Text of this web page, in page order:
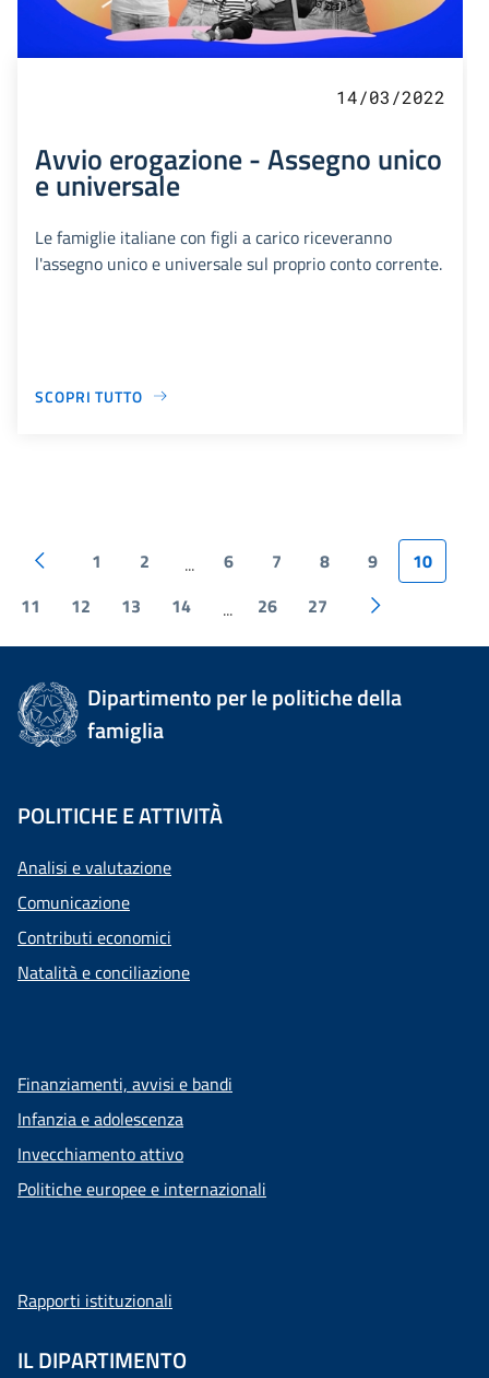
14/03/2022
Avvio erogazione - Assegno unico
e universale
Le famiglie italiane con figli a carico riceveranno
l'assegno unico e universale sul proprio conto corrente.
SCOPRI TUTTO
1 2 ... 6 7 8 9
10
11
12 13 14 ... 26 27
Dipartimento per le politiche della
famiglia
POLITICHE E ATTIVITÀ
Analisi e valutazione
Comunicazione
Contributi economici
Natalità e conciliazione
Finanziamenti, avvisi e bandi
Infanzia e adolescenza
Invecchiamento attivo
Politiche europee e internazionali
Rapporti istituzionali
IL DIPARTIMENTO